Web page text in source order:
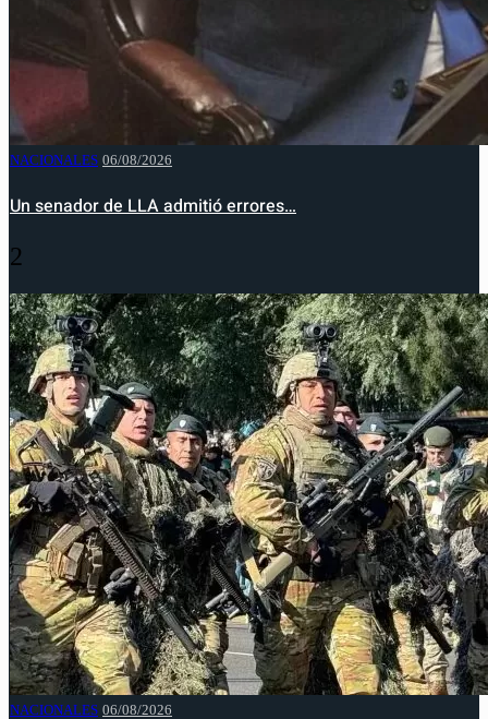
NACIONALES 06/08/2026
Un senador de LLA admitió errores…
2
NACIONALES 06/08/2026